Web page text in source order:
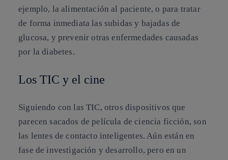
ejemplo, la alimentación al paciente, o para tratar
de forma inmediata las subidas y bajadas de
glucosa, y prevenir otras enfermedades causadas
por la diabetes.
Los TIC y el cine
Siguiendo con las TIC, otros dispositivos que
parecen sacados de película de ciencia ficción, son
las lentes de contacto inteligentes. Aún están en
fase de investigación y desarrollo, pero en un